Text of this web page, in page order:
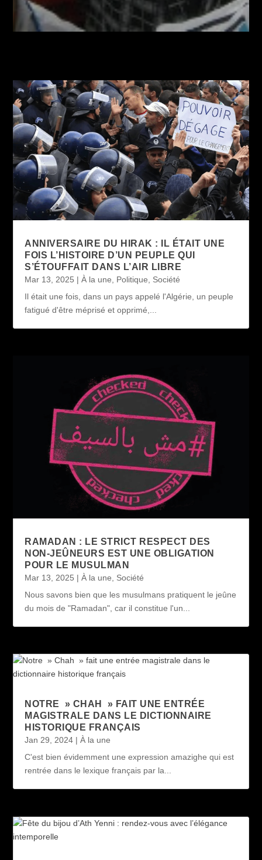
ANNIVERSAIRE DU HIRAK : IL ÉTAIT UNE
FOIS L’HISTOIRE D’UN PEUPLE QUI
S’ÉTOUFFAIT DANS L’AIR LIBRE
Mar 13, 2025 |À la une Politique
Société
Il était une fois, dans un pays appelé l'Algérie, un peuple
fatigué d'être méprisé et opprimé,...
RAMADAN : LE STRICT RESPECT DES
NON-JEÛNEURS EST UNE OBLIGATION
POUR LE MUSULMAN
Mar 13, 2025 |À la une
Société
Nous savons bien que les musulmans pratiquent le jeûne
du mois de "Ramadan", car il constitue l'un...
NOTRE » CHAH » FAIT UNE ENTRÉE
MAGISTRALE DANS LE DICTIONNAIRE
HISTORIQUE FRANÇAIS
Jan 29, 2024 |À la une
C'est bien évidemment une expression amazighe qui est
rentrée dans le lexique français par la...